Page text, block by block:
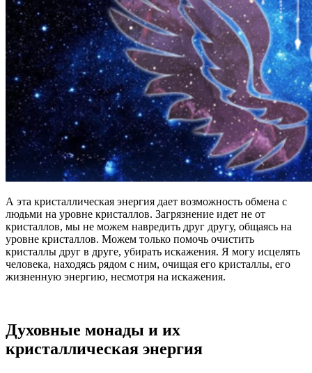
А эта кристаллическая энергия дает возможность обмена с
людьми на уровне кристаллов. Загрязнение идет не от
кристаллов, мы не можем навредить друг другу, общаясь на
уровне кристаллов. Можем только помочь очистить
кристаллы друг в друге, убирать искажения. Я могу исцелять
человека, находясь рядом с ним, очищая его кристаллы, его
жизненную энергию, несмотря на искажения.
Духовные монады и их
кристаллическая энергия